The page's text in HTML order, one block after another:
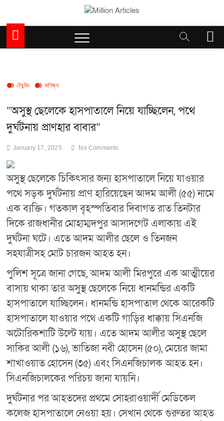
contentMillion Articles
M
e
ট্রেন্ডিং বাণিজ্য
“অসুস্থ ছেলেকে হাসপাতালে নিয়ে যাচ্ছিলেন, পথে
দুর্ঘটনায় প্রাণহার বাবার”
January 17, 2025 No Comments
অসুস্থ ছেলেকে চিকিৎসার জন্য হাসপাতালে নিয়ে যাওয়ার
পথে সড়ক দুর্ঘটনায় প্রাণ হারিয়েছেন আদম আলী (৫৫) নামে
এক ব্যক্তি। গতকাল বৃহস্পতিবার দিবাগত রাত তিনটার
দিকে রাজধানীর মোহাম্মদপুর আসাদগেট এলাকায় এই
দুর্ঘটনা ঘটে। এতে আদম আলীর ছেলে ও তিনজন
সহযাত্রীসহ মোট চারজন আহত হন।
পুলিশ সূত্রে জানা গেছে, আদম আলী মিরপুরে এক আত্মীয়ের
বাসায় থাকা তার অসুস্থ ছেলেকে নিয়ে ধানমন্ডির একটি
হাসপাতালে যাচ্ছিলেন। ধানমন্ডি হাসপাতাল থেকে আরেকটি
হাসপাতালে যাওয়ার পথে একটি গাড়ির ধাক্কায় সিএনজি
অটোরিকশাটি উল্টে যায়। এতে আদম আলীর অসুস্থ ছেলে
সাকির আলী (১৬), ভাতিজা নবী হোসেন (৫০), মেয়ের জামা
শাখাওয়াত হোসেন (৩৫) এবং সিএনজিচালক আহত হন।
সিএনজিচালকের পরিচয় জানা যায়নি।
দুর্ঘটনার পর আহতদের প্রথমে সোহরাওয়ার্দী মেডিকেল
কলেজ হাসপাতালে নেওয়া হয়। সেখান থেকে গুরুতর আহত